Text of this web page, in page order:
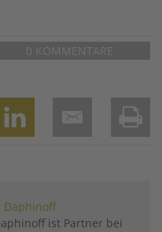
0 KOMMENTARE
Daphinoff
ist Partner bei